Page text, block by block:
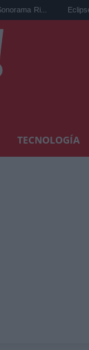
Eclipse solar en
TECNOLOGÍA